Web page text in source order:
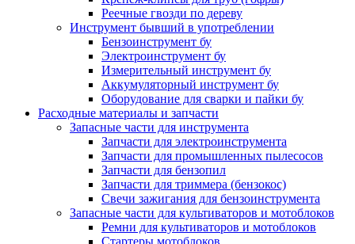
Реечные гвозди по дереву
Инструмент бывший в употреблении
Бензоинструмент бу
Электроинструмент бу
Измерительный инструмент бу
Аккумуляторный инструмент бу
Оборудование для сварки и пайки бу
Расходные материалы и запчасти
Запасные части для инструмента
Запчасти для электроинструмента
Запчасти для промышленных пылесосов
Запчасти для бензопил
Запчасти для триммера (бензокос)
Свечи зажигания для бензоинструмента
Запасные части для культиваторов и мотоблоков
Ремни для культиваторов и мотоблоков
Стартеры мотоблоков